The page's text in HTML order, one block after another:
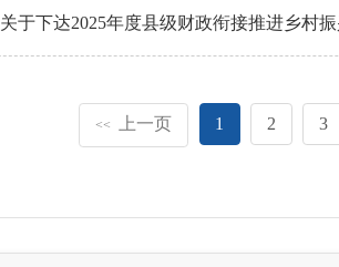
于下达2025年度县级财政衔接推进乡村
<< 上一页 1 2 3